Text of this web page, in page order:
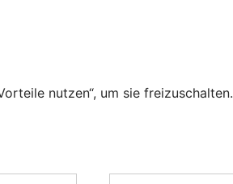
nutzen“, um sie freizuschalten.